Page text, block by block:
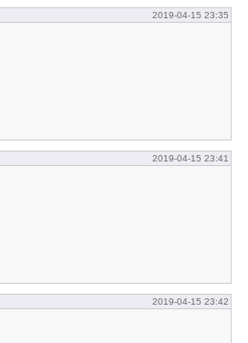
2019-04-15 23:35
2019-04-15 23:41
2019-04-15 23:42